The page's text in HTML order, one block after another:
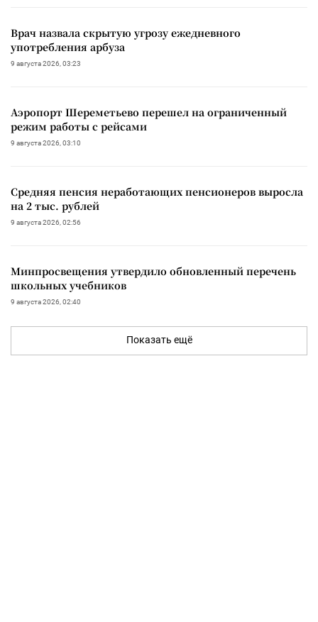
Врач назвала скрытую угрозу ежедневного
употребления арбуза
9 августа 2026, 03:23
Аэропорт Шереметьево перешел на ограниченный
режим работы с рейсами
9 августа 2026, 03:10
Средняя пенсия неработающих пенсионеров выросла
на 2 тыс. рублей
9 августа 2026, 02:56
Минпросвещения утвердило обновленный перечень
школьных учебников
9 августа 2026, 02:40
Показать ещё